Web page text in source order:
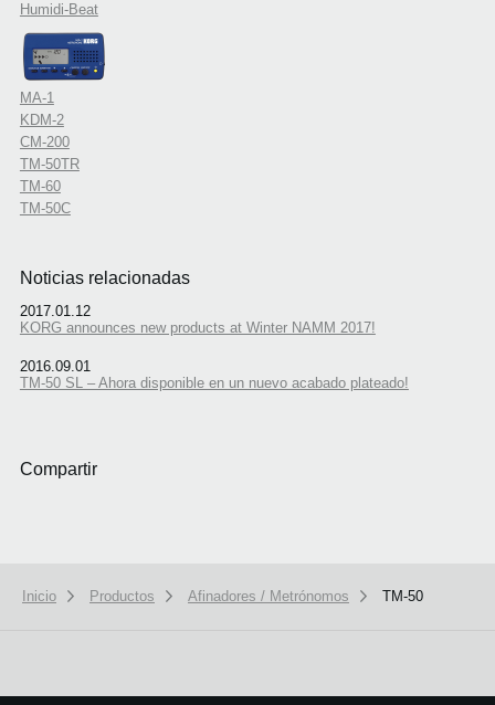
Humidi-Beat
MA-1
KDM-2
CM-200
TM-50TR
TM-60
TM-50C
Noticias relacionadas
2017.01.12
KORG announces new products at Winter NAMM 2017!
2016.09.01
TM-50 SL – Ahora disponible en un nuevo acabado plateado!
Compartir
Inicio Productos Afinadores / Metrónomos TM-50